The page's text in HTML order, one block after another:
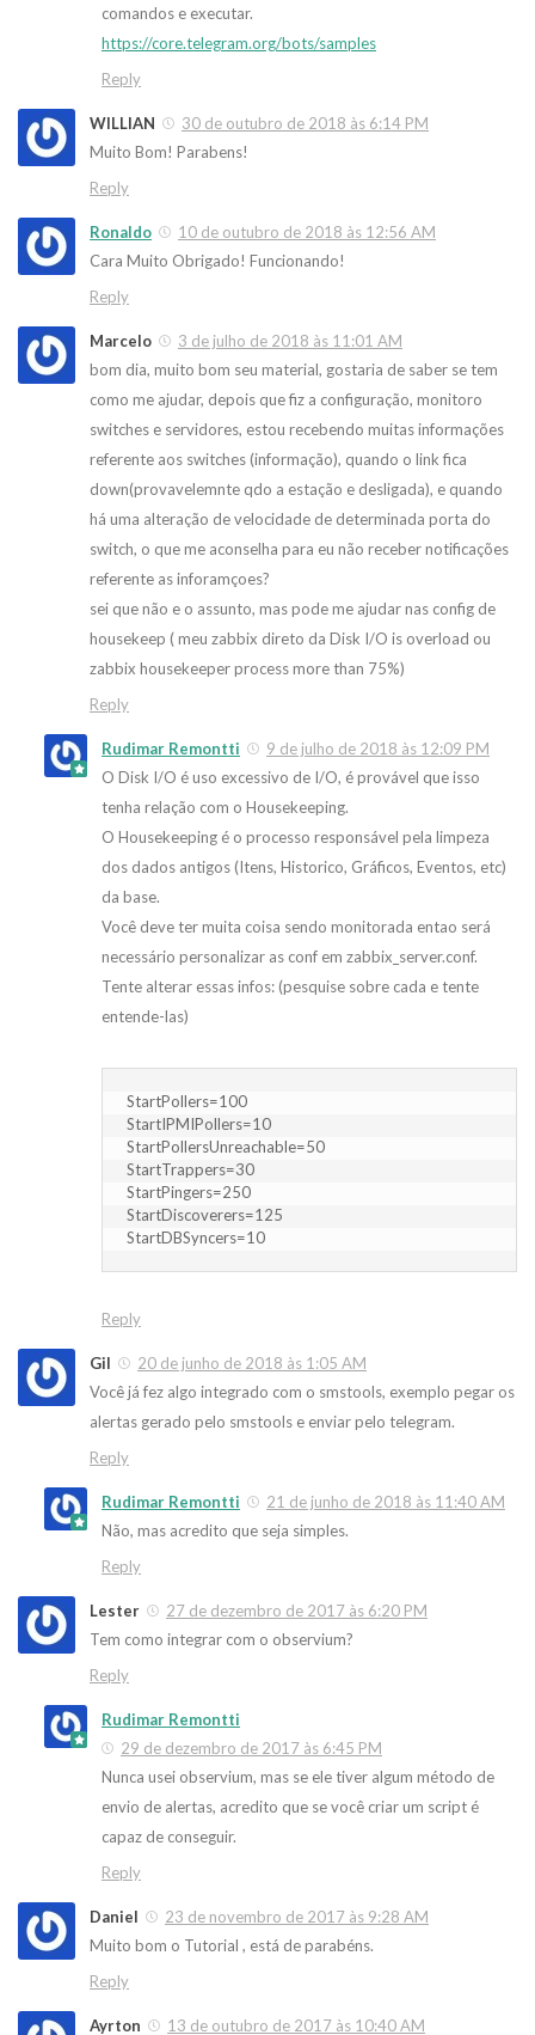
comandos e executar.
https://core.telegram.org/bots/samples
Reply
WILLIAN
30 de outubro de 2018 às 6:14 PM
Muito Bom! Parabens!
Reply
Ronaldo
10 de outubro de 2018 às 12:56 AM
Cara Muito Obrigado! Funcionando!
Reply
Marcelo
3 de julho de 2018 às 11:01 AM
bom dia, muito bom seu material, gostaria de saber se tem
como me ajudar, depois que fiz a configuração, monitoro
switches e servidores, estou recebendo muitas informações
referente aos switches (informação), quando o link fica
down(provavelemnte qdo a estação e desligada), e quando
há uma alteração de velocidade de determinada porta do
switch, o que me aconselha para eu não receber notificações
referente as inforamçoes?
sei que não e o assunto, mas pode me ajudar nas config de
housekeep ( meu zabbix direto da Disk I/O is overload ou
zabbix housekeeper process more than 75%)
Reply
Rudimar Remontti
9 de julho de 2018 às 12:09 PM
O Disk I/O é uso excessivo de I/O, é provável que isso
tenha relação com o Housekeeping.
O Housekeeping é o processo responsável pela limpeza
dos dados antigos (Itens, Historico, Gráficos, Eventos, etc)
da base.
Você deve ter muita coisa sendo monitorada entao será
necessário personalizar as conf em zabbix_server.conf.
Tente alterar essas infos: (pesquise sobre cada e tente
entende-las)
StartPollers=100
StartIPMIPollers=10
StartPollersUnreachable=50
StartTrappers=30
StartPingers=250
StartDiscoverers=125
StartDBSyncers=10
Reply
Gil
20 de junho de 2018 às 1:05 AM
Você já fez algo integrado com o smstools, exemplo pegar os
alertas gerado pelo smstools e enviar pelo telegram.
Reply
Rudimar Remontti
21 de junho de 2018 às 11:40 AM
Não, mas acredito que seja simples.
Reply
Lester
27 de dezembro de 2017 às 6:20 PM
Tem como integrar com o observium?
Reply
Rudimar Remontti
29 de dezembro de 2017 às 6:45 PM
Nunca usei observium, mas se ele tiver algum método de
envio de alertas, acredito que se você criar um script é
capaz de conseguir.
Reply
Daniel
23 de novembro de 2017 às 9:28 AM
Muito bom o Tutorial , está de parabéns.
Reply
Ayrton
13 de outubro de 2017 às 10:40 AM